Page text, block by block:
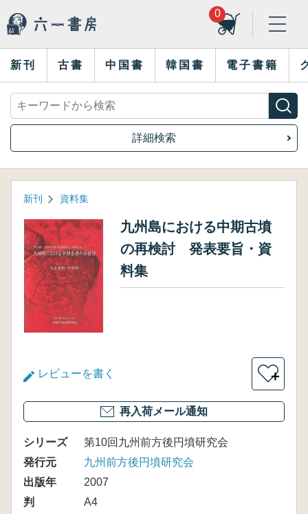
0
新刊 古書 中国書 韓国書 電子書籍
詳細検索
新刊 資料集
九州島における中期古墳
の再検討 発表要旨・資
料集
レビューを書く ＋
再入荷メール通知
シリーズ
第10回九州前方後円墳研究会
発行元
九州前方後円墳研究会
出版年
2007
判
A4